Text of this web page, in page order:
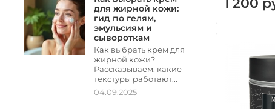
для жирной кожи:
гид по гелям,
эмульсиям и
сывороткам
Как выбрать крем для
жирной кожи?
Рассказываем, какие
текстуры работают...
04.09.2025